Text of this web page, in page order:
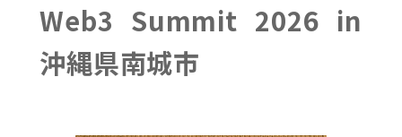
Web3 Summit 2026 in
沖縄県南城市